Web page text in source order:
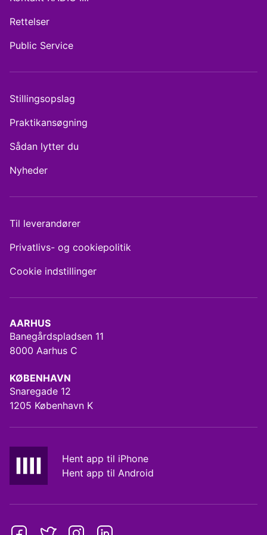
AARHUS
Banegårdspladsen 11
8000 Aarhus C
KØBENHAVN
Snaregade 12
1205 København K
Hent app til iPhone
Hent app til Android
Rettelser
Public Service
Stillingsopslag
Praktikansøgning
Sådan lytter du
Nyheder
Til leverandører
Privatlivs- og cookiepolitik
Cookie indstillinger